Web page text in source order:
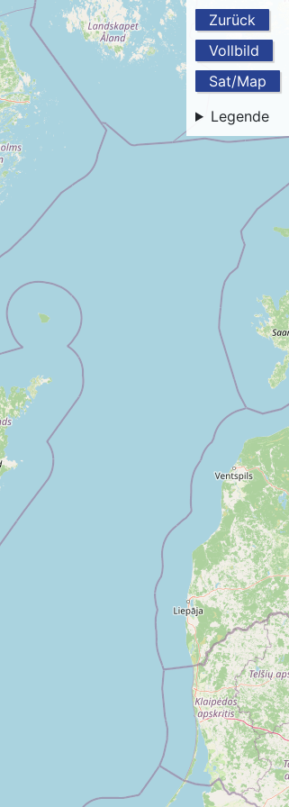
Zurück
Vollbild
Sat/Map
Legende